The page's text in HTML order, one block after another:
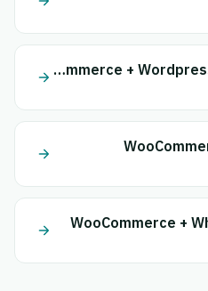
WooCommerce + Wordpress Elementor
WooCommerce +